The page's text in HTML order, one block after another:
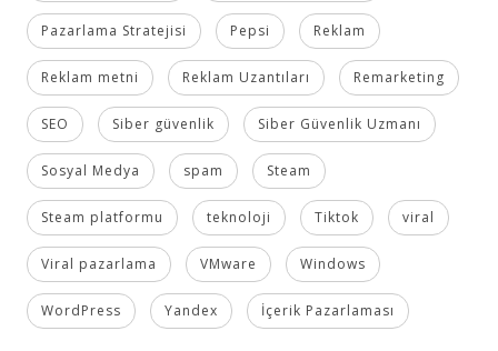
Pazarlama Stratejisi Pepsi Reklam
Reklam metni Reklam Uzantıları Remarketing
SEO Siber güvenlik Siber Güvenlik Uzmanı
Sosyal Medya spam Steam
Steam platformu teknoloji Tiktok viral
Viral pazarlama VMware Windows
WordPress Yandex İçerik Pazarlaması